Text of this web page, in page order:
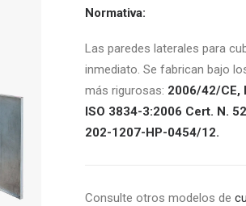
Normativa:
Las paredes laterales para
inmediato. Se fabrican bajo
más rigurosas: 2006/42/CE,
ISO 3834-3:2006 Cert. N.
202-1207-HP-0454/12.
Consulte otros modelos de